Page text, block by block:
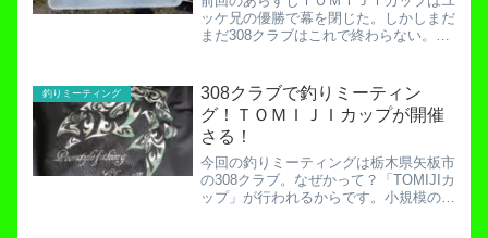
ッケ兄の優勝で幕を閉じた。しかしまだ
まだ308クラブはこれで終わらない。食
痺・毒・武器破壊」の恐怖のステータス
異常が襲いかかる！本日...
釣りミーティング
308クラブで釣りミーティン
グ！ＴＯＭＩＪＩカップが開催
さる！
今回の釣りミーティングは栃木県矢板市
の308クラブ。なぜかって？「TOMIJIカ
ップ」が行われるからです。小規模の大